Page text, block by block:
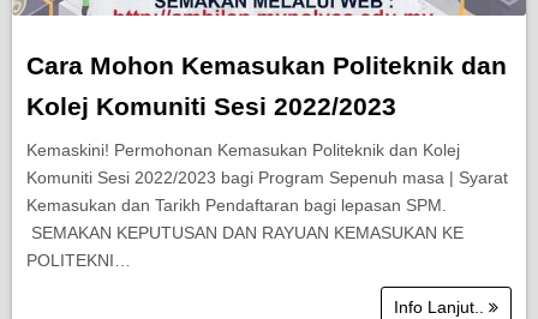
Cara Mohon Kemasukan Politeknik dan
Kolej Komuniti Sesi 2022/2023
Kemaskini! Permohonan Kemasukan Politeknik dan Kolej
Komuniti Sesi 2022/2023 bagi Program Sepenuh masa | Syarat
Kemasukan dan Tarikh Pendaftaran bagi lepasan SPM.
SEMAKAN KEPUTUSAN DAN RAYUAN KEMASUKAN KE
POLITEKNI…
Info Lanjut..